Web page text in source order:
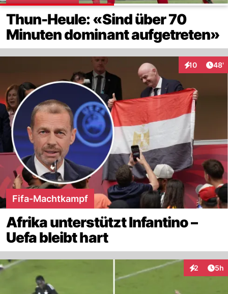
Thun-Heule: «Sind über 70
Minuten dominant aufgetreten»
10
Interaktionen
48'
Fifa-Machtkampf
Afrika unterstützt Infantino –
Uefa bleibt hart
2 5h